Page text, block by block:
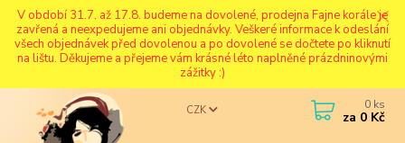
V období 31.7. až 17.8. budeme na dovolené, prodejna Fajne korále je
zavřená a neexpedujeme ani objednávky. Veškeré informace k odeslání
všech objednávek před dovolenou a po dovolené se dočtete po kliknutí
na lištu. Děkujeme a přejeme vám krásné léto naplněné prázdninovými
zážitky :)
CZK 0 ks
za 0 Kč